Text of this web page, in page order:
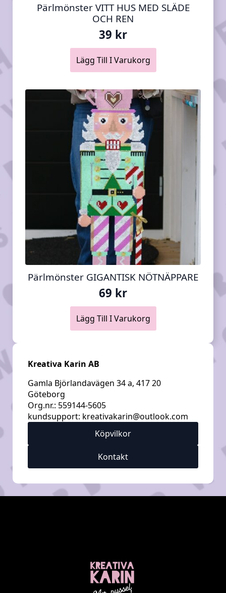
Pärlmönster VITT HUS MED SLÄDE
OCH REN
39 kr
Lägg Till I Varukorg
Pärlmönster GIGANTISK NÖTNÄPPARE
69 kr
Lägg Till I Varukorg
Kreativa Karin AB
Gamla Björlandavägen 34 a, 417 20
Göteborg
Org.nr.: 559144-5605
kundsupport: kreativakarin@outlook.com
Köpvilkor
Kontakt